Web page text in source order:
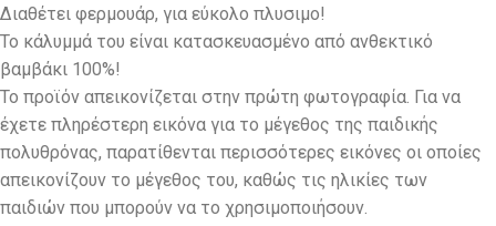
Διαθέτει φερμουάρ, για εύκολο πλυσιμο!
Το κάλυμμά του είναι κατασκευασμένο από ανθεκτικό
βαμβάκι 100%!
To προϊόν απεικονίζεται στην πρώτη φωτογραφία. Για να
έχετε πληρέστερη εικόνα για το μέγεθος της παιδικής
πολυθρόνας, παρατίθενται περισσότερες εικόνες οι οποίες
απεικονίζουν το μέγεθος του, καθώς τις ηλικίες των
παιδιών που μπορούν να το χρησιμοποιήσουν.